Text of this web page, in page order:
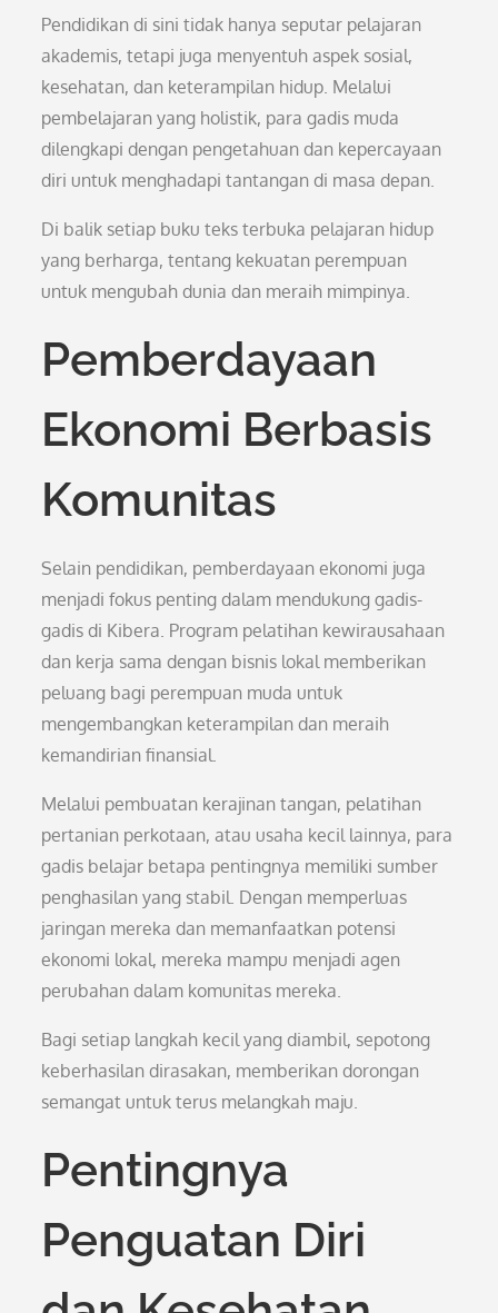
Pendidikan di sini tidak hanya seputar pelajaran
akademis, tetapi juga menyentuh aspek sosial,
kesehatan, dan keterampilan hidup. Melalui
pembelajaran yang holistik, para gadis muda
dilengkapi dengan pengetahuan dan kepercayaan
diri untuk menghadapi tantangan di masa depan.
Di balik setiap buku teks terbuka pelajaran hidup
yang berharga, tentang kekuatan perempuan
untuk mengubah dunia dan meraih mimpinya.
Pemberdayaan
Ekonomi Berbasis
Komunitas
Selain pendidikan, pemberdayaan ekonomi juga
menjadi fokus penting dalam mendukung gadis-
gadis di Kibera. Program pelatihan kewirausahaan
dan kerja sama dengan bisnis lokal memberikan
peluang bagi perempuan muda untuk
mengembangkan keterampilan dan meraih
kemandirian finansial.
Melalui pembuatan kerajinan tangan, pelatihan
pertanian perkotaan, atau usaha kecil lainnya, para
gadis belajar betapa pentingnya memiliki sumber
penghasilan yang stabil. Dengan memperluas
jaringan mereka dan memanfaatkan potensi
ekonomi lokal, mereka mampu menjadi agen
perubahan dalam komunitas mereka.
Bagi setiap langkah kecil yang diambil, sepotong
keberhasilan dirasakan, memberikan dorongan
semangat untuk terus melangkah maju.
Pentingnya
Penguatan Diri